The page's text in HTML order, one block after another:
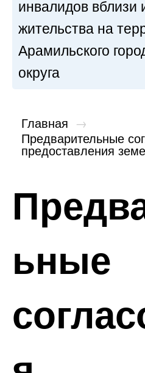
инвалидов вблизи
жительства на
Арамильского
округа
Главная →
Предварительные
предоставления
ьные